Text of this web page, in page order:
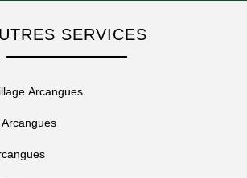
SERVICES
Arcangues